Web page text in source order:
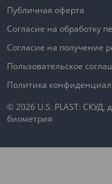
© 2026 U.S. PLAST:
биометрия
Публичная оферта
Согласие на обработку
Согласие на получение
Пользовательское
Политика